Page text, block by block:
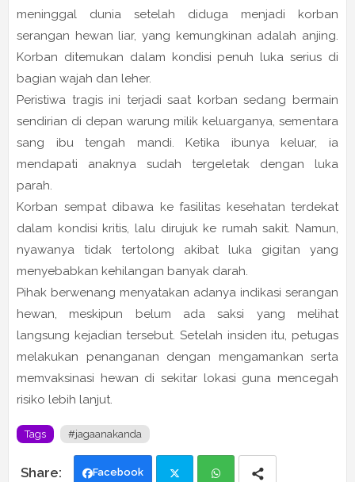
meninggal dunia setelah diduga menjadi korban
serangan hewan liar, yang kemungkinan adalah anjing.
Korban ditemukan dalam kondisi penuh luka serius di
bagian wajah dan leher.
Peristiwa tragis ini terjadi saat korban sedang bermain
sendirian di depan warung milik keluarganya, sementara
sang ibu tengah mandi. Ketika ibunya keluar, ia
mendapati anaknya sudah tergeletak dengan luka
parah.
Korban sempat dibawa ke fasilitas kesehatan terdekat
dalam kondisi kritis, lalu dirujuk ke rumah sakit. Namun,
nyawanya tidak tertolong akibat luka gigitan yang
menyebabkan kehilangan banyak darah.
Pihak berwenang menyatakan adanya indikasi serangan
hewan, meskipun belum ada saksi yang melihat
langsung kejadian tersebut. Setelah insiden itu, petugas
melakukan penanganan dengan mengamankan serta
memvaksinasi hewan di sekitar lokasi guna mencegah
risiko lebih lanjut.
Tags #jagaanakanda
Facebook